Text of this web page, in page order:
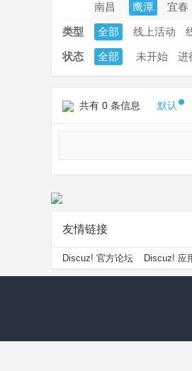
南昌 鹰潭 宜春
类型 全部 线上活动
状态 全部 未开始 进
共有 0 条信息 默认
友情链接
Discuz! 官方论坛 Discuz! 应